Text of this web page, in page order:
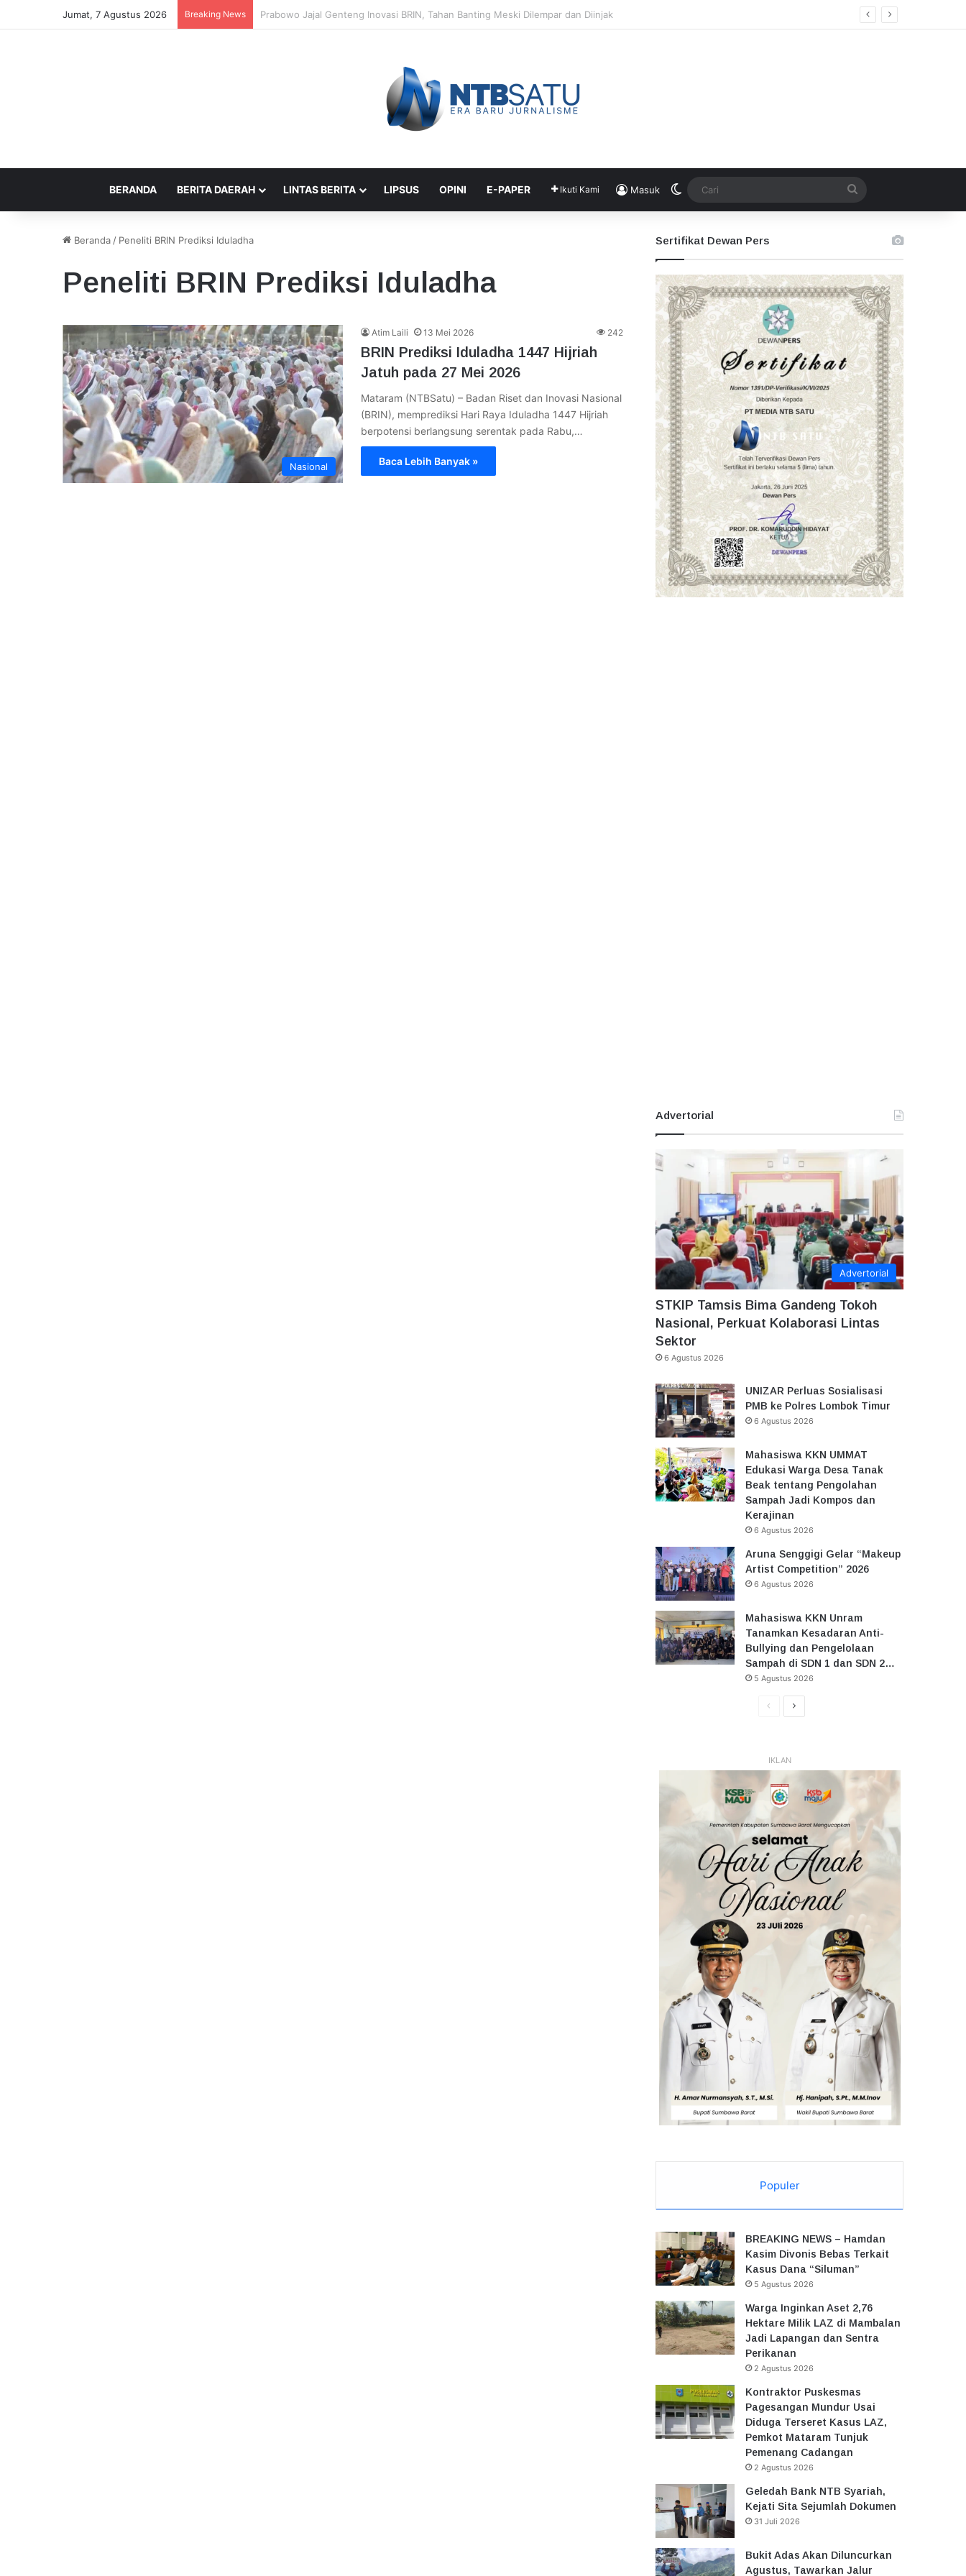
Jumat, 7 Agustus 2026 Breaking News Pemprov NTB Segera Terapkan Manajemen Talenta, Pengisian Jabatan Tak Lagi Andalkan Seleksi Terbuka
BERANDA BERITA DAERAH LINTAS BERITA LIPSUS OPINI E-PAPER Ikuti Kami Masuk Switch skin
Beranda / Peneliti BRIN Prediksi Iduladha
Peneliti BRIN Prediksi Iduladha
Nasional
Atim Laili 13 Mei 2026 242
BRIN Prediksi Iduladha 1447 Hijriah
Jatuh pada 27 Mei 2026
Mataram (NTBSatu) – Badan Riset dan Inovasi Nasional
(BRIN), memprediksi Hari Raya Iduladha 1447 Hijriah
berpotensi berlangsung serentak pada Rabu,…
Baca Lebih Banyak »
Sertifikat Dewan Pers
Advertorial
Advertorial
STKIP Tamsis Bima Gandeng Tokoh
Nasional, Perkuat Kolaborasi Lintas
Sektor
6 Agustus 2026
UNIZAR Perluas Sosialisasi
PMB ke Polres Lombok Timur
6 Agustus 2026
Mahasiswa KKN UMMAT
Edukasi Warga Desa Tanak
Beak tentang Pengolahan
Sampah Jadi Kompos dan
Kerajinan
6 Agustus 2026
Aruna Senggigi Gelar “Makeup
Artist Competition” 2026
6 Agustus 2026
Mahasiswa KKN Unram
Tanamkan Kesadaran Anti-
Bullying dan Pengelolaan
Sampah di SDN 1 dan SDN 2…
5 Agustus 2026
HalamanHalaman
IKLAN
Populer
BREAKING NEWS – Hamdan
Kasim Divonis Bebas Terkait
Kasus Dana “Siluman”
5 Agustus 2026
Warga Inginkan Aset 2,76
Hektare Milik LAZ di Mambalan
Jadi Lapangan dan Sentra
Perikanan
2 Agustus 2026
Kontraktor Puskesmas
Pagesangan Mundur Usai
Diduga Terseret Kasus LAZ,
Pemkot Mataram Tunjuk
Pemenang Cadangan
2 Agustus 2026
Geledah Bank NTB Syariah,
Kejati Sita Sejumlah Dokumen
31 Juli 2026
Bukit Adas Akan Diluncurkan
Agustus, Tawarkan Jalur